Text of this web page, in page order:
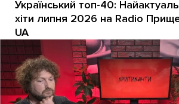
Український топ-40:
хіти липня 2026 на Radio
UA